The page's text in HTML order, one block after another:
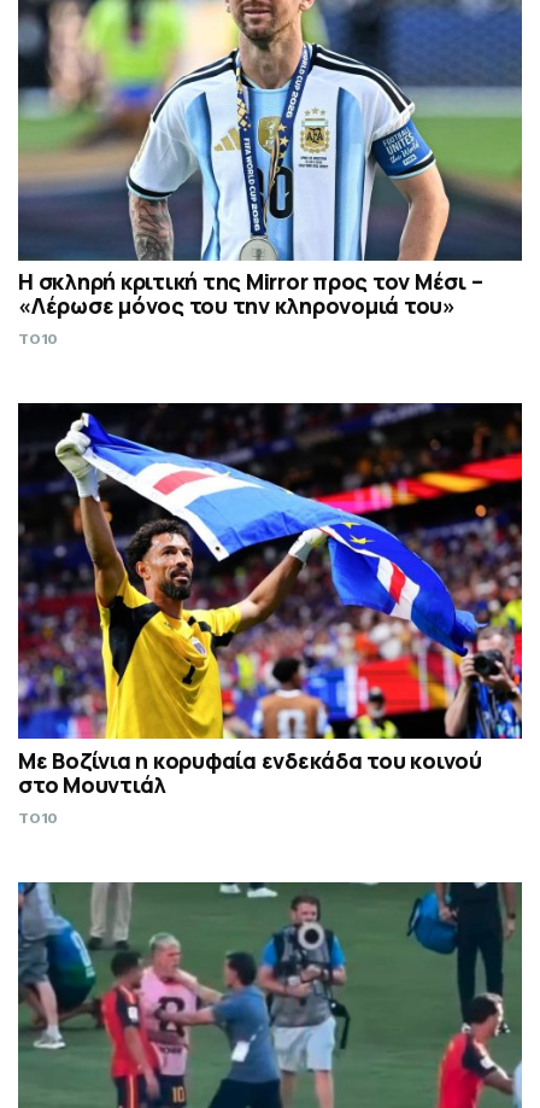
Η σκληρή κριτική της Mirror προς τον Μέσι –
«Λέρωσε μόνος του την κληρονομιά του»
TO10
Με Βοζίνια η κορυφαία ενδεκάδα του κοινού
στο Μουντιάλ
TO10